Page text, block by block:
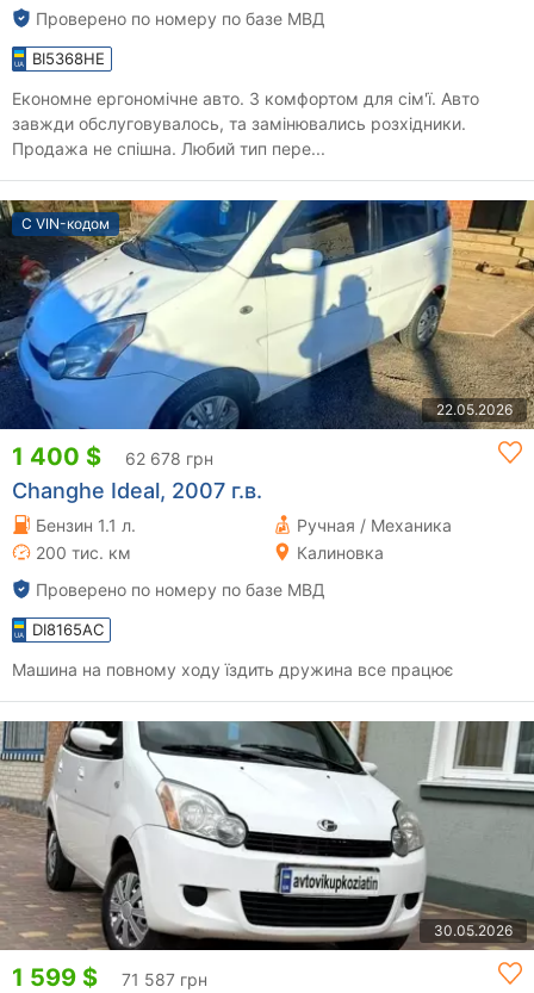
Проверено по номеру по базе МВД
BI5368HE
Економне ергономічне авто. З комфортом для сім'ї. Авто
завжди обслуговувалось, та замінювались розхідники.
Продажа не спішна. Любий тип пере...
С VIN-кодом
22.05.2026
1 400 $ 62 678 грн
Changhe Ideal, 2007 г.в.
Бензин 1.1 л.
Ручная / Механика
200 тис. км
Калиновка
Проверено по номеру по базе МВД
DI8165AC
Машина на повному ходу їздить дружина все працює
30.05.2026
1 599 $ 71 587 грн